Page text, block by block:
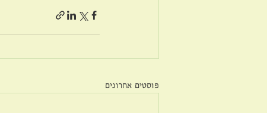
פוסטים אחרונים